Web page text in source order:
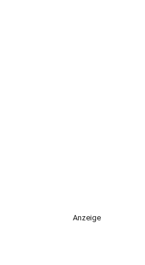
Anzeige